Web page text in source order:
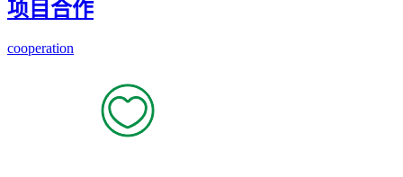
项目合作
cooperation